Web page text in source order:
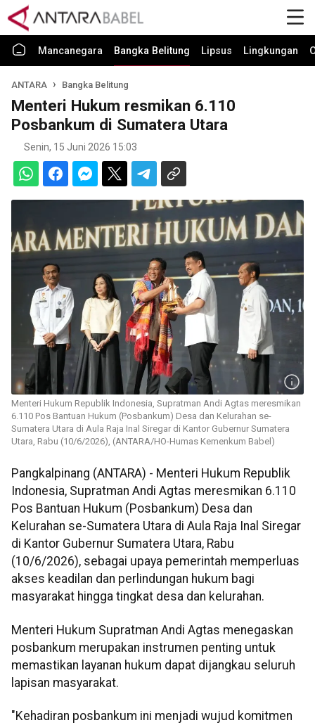
Mancanegara Bangka Belitung Lipsus Lingkungan
ANTARA Bangka Belitung
Menteri Hukum resmikan 6.110
Posbankum di Sumatera Utara
Senin, 15 Juni 2026 15:03
Menteri Hukum Republik Indonesia, Supratman Andi Agtas meresmikan
6.110 Pos Bantuan Hukum (Posbankum) Desa dan Kelurahan se-
Sumatera Utara di Aula Raja Inal Siregar di Kantor Gubernur Sumatera
Utara, Rabu (10/6/2026), (ANTARA/HO-Humas Kemenkum Babel)
Pangkalpinang (ANTARA) - Menteri Hukum Republik
Indonesia, Supratman Andi Agtas meresmikan 6.110
Pos Bantuan Hukum (Posbankum) Desa dan
Kelurahan se-Sumatera Utara di Aula Raja Inal Siregar
di Kantor Gubernur Sumatera Utara, Rabu
(10/6/2026), sebagai upaya pemerintah memperluas
akses keadilan dan perlindungan hukum bagi
masyarakat hingga tingkat desa dan kelurahan.
Menteri Hukum Supratman Andi Agtas menegaskan
posbankum merupakan instrumen penting untuk
memastikan layanan hukum dapat dijangkau seluruh
lapisan masyarakat.
"Kehadiran posbankum ini menjadi wujud komitmen